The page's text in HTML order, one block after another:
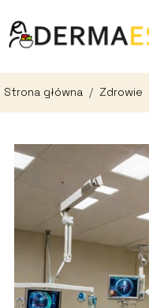
Strona główna / Zdrowie